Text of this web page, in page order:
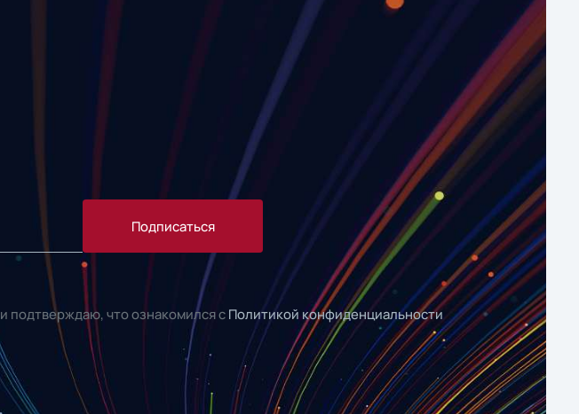
Подписаться
и подтверждаю, что ознакомился с Политикой конфиденциальности